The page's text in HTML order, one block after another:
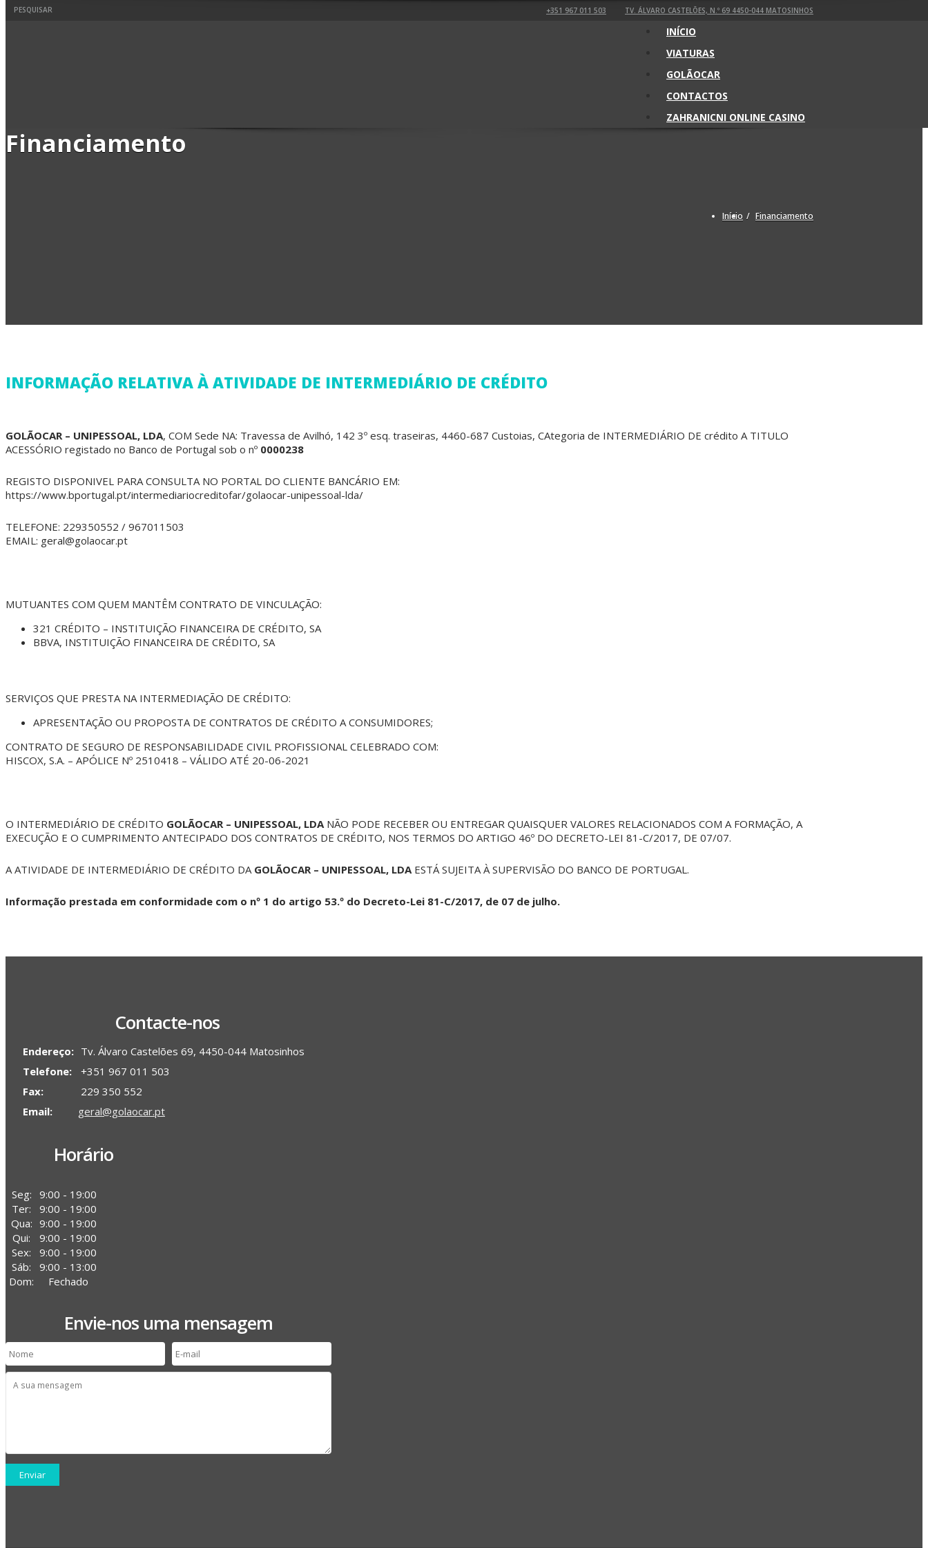
+351 967 011 503 TV. ÁLVARO CASTELÕES, N.º 69 4450-044 MATOSINHOS
INÍCIO
VIATURAS
GOLÃOCAR
CONTACTOS
ZAHRANICNI ONLINE CASINO
Financiamento
Início Financiamento
INFORMAÇÃO RELATIVA À ATIVIDADE DE INTERMEDIÁRIO DE CRÉDITO
GOLÃOCAR – UNIPESSOAL, LDA, COM Sede NA: Travessa de Avilhó, 142 3º esq. traseiras, 4460-687 Custoias, CAtegoria de INTERMEDIÁRIO DE crédito A TITULO
ACESSÓRIO registado no Banco de Portugal sob o nº 0000238
REGISTO DISPONIVEL PARA CONSULTA NO PORTAL DO CLIENTE BANCÁRIO EM:
https://www.bportugal.pt/intermediariocreditofar/golaocar-unipessoal-lda/
TELEFONE: 229350552 / 967011503
EMAIL: geral@golaocar.pt
MUTUANTES COM QUEM MANTÊM CONTRATO DE VINCULAÇÃO:
321 CRÉDITO – INSTITUIÇÃO FINANCEIRA DE CRÉDITO, SA
BBVA, INSTITUIÇÃO FINANCEIRA DE CRÉDITO, SA
SERVIÇOS QUE PRESTA NA INTERMEDIAÇÃO DE CRÉDITO:
APRESENTAÇÃO OU PROPOSTA DE CONTRATOS DE CRÉDITO A CONSUMIDORES;
CONTRATO DE SEGURO DE RESPONSABILIDADE CIVIL PROFISSIONAL CELEBRADO COM:
HISCOX, S.A. – APÓLICE Nº 2510418 – VÁLIDO ATÉ 20-06-2021
O INTERMEDIÁRIO DE CRÉDITO GOLÃOCAR – UNIPESSOAL, LDANÃO PODE RECEBER OU ENTREGAR QUAISQUER VALORES RELACIONADOS COM A FORMAÇÃO, A
EXECUÇÃO E O CUMPRIMENTO ANTECIPADO DOS CONTRATOS DE CRÉDITO, NOS TERMOS DO ARTIGO 46º DO DECRETO-LEI 81-C/2017, DE 07/07.
A ATIVIDADE DE INTERMEDIÁRIO DE CRÉDITO DA GOLÃOCAR – UNIPESSOAL, LDAESTÁ SUJEITA À SUPERVISÃO DO BANCO DE PORTUGAL.
Informação prestada em conformidade com o nº 1 do artigo 53.º do Decreto-Lei 81-C/2017, de 07 de julho.
Contacte-nos
Endereço: Tv. Álvaro Castelões 69, 4450-044 Matosinhos
Telefone:
+351 967 011 503
Fax:
229 350 552
Email:
geral@golaocar.pt
Horário
Seg: 9:00 - 19:00
Ter:
9:00 - 19:00
Qua: 9:00 - 19:00
Qui:
9:00 - 19:00
Sex:
9:00 - 19:00
Sáb:
9:00 - 13:00
Dom:
Fechado
Envie-nos uma mensagem